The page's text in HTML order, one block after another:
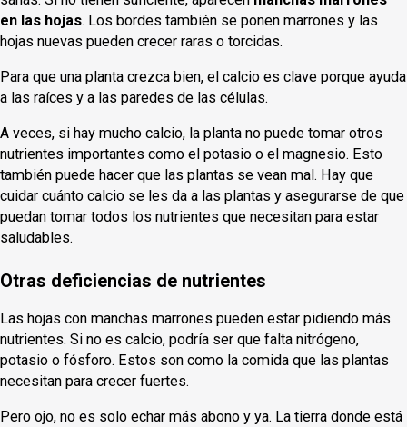
en las hojas. Los bordes también se ponen marrones y las
hojas nuevas pueden crecer raras o torcidas.
Para que una planta crezca bien, el calcio es clave porque ayuda
a las raíces y a las paredes de las células.
A veces, si hay mucho calcio, la planta no puede tomar otros
nutrientes importantes como el potasio o el magnesio. Esto
también puede hacer que las plantas se vean mal. Hay que
cuidar cuánto calcio se les da a las plantas y asegurarse de que
puedan tomar todos los nutrientes que necesitan para estar
saludables.
Otras deficiencias de nutrientes
Las hojas con manchas marrones pueden estar pidiendo más
nutrientes. Si no es calcio, podría ser que falta nitrógeno,
potasio o fósforo. Estos son como la comida que las plantas
necesitan para crecer fuertes.
Pero ojo, no es solo echar más abono y ya. La tierra donde está